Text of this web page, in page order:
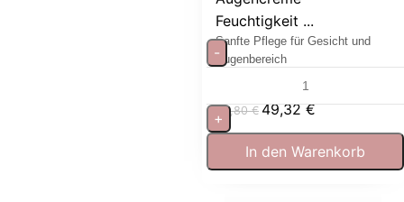
Feuchtigkeit ...
Sanfte Pflege für Gesicht und
Augenbereich
54,80€ 49,32€
-
+
In den Warenkorb